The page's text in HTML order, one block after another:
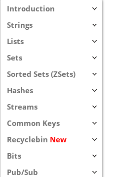
Introduction
Strings
Lists
Sets
Sorted Sets (ZSets)
Hashes
Streams
Common Keys
Recyclebin New
Bits
Pub/Sub